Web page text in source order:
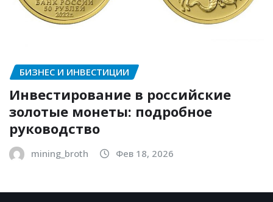
БИЗНЕС И ИНВЕСТИЦИИ
Инвестирование в российские
золотые монеты: подробное
руководство
mining_broth Фев 18, 2026